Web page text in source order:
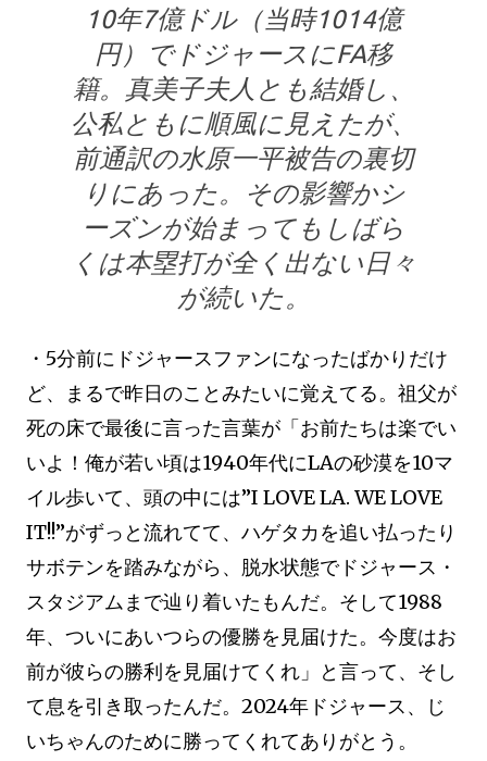
10年7億ドル（当時1014億
円）でドジャースにFA移
籍。真美子夫人とも結婚し、
公私ともに順風に見えたが、
前通訳の水原一平被告の裏切
りにあった。その影響かシ
ーズンが始まってもしばら
くは本塁打が全く出ない日々
が続いた。
・5分前にドジャースファンになったばかりだけ
ど、まるで昨日のことみたいに覚えてる。祖父が
死の床で最後に言った言葉が「お前たちは楽でい
いよ！俺が若い頃は1940年代にLAの砂漠を10マ
イル歩いて、頭の中には”I LOVE LA. WE LOVE
IT!!”がずっと流れてて、ハゲタカを追い払ったり
サボテンを踏みながら、脱水状態でドジャース・
スタジアムまで辿り着いたもんだ。そして1988
年、ついにあいつらの優勝を見届けた。今度はお
前が彼らの勝利を見届けてくれ」と言って、そし
て息を引き取ったんだ。2024年ドジャース、じ
いちゃんのために勝ってくれてありがとう。